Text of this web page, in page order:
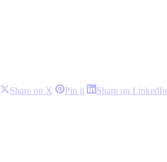
ShareShare on X SharePin itShareShare on LinkedIn